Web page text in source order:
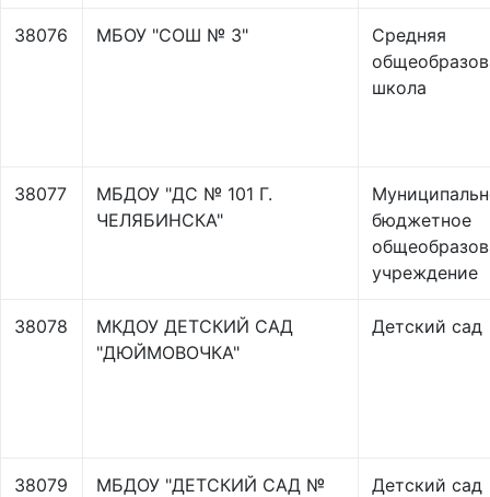
38076 МБОУ "СОШ № 3"
Средняя
школа
38077
МБДОУ "ДС № 101 Г.
ЧЕЛЯБИНСКА"
бюджетное
учреждение
38078
МКДОУ ДЕТСКИЙ САД
"ДЮЙМОВОЧКА"
Детский сад
38079
МБДОУ "ДЕТСКИЙ САД №
Детский сад